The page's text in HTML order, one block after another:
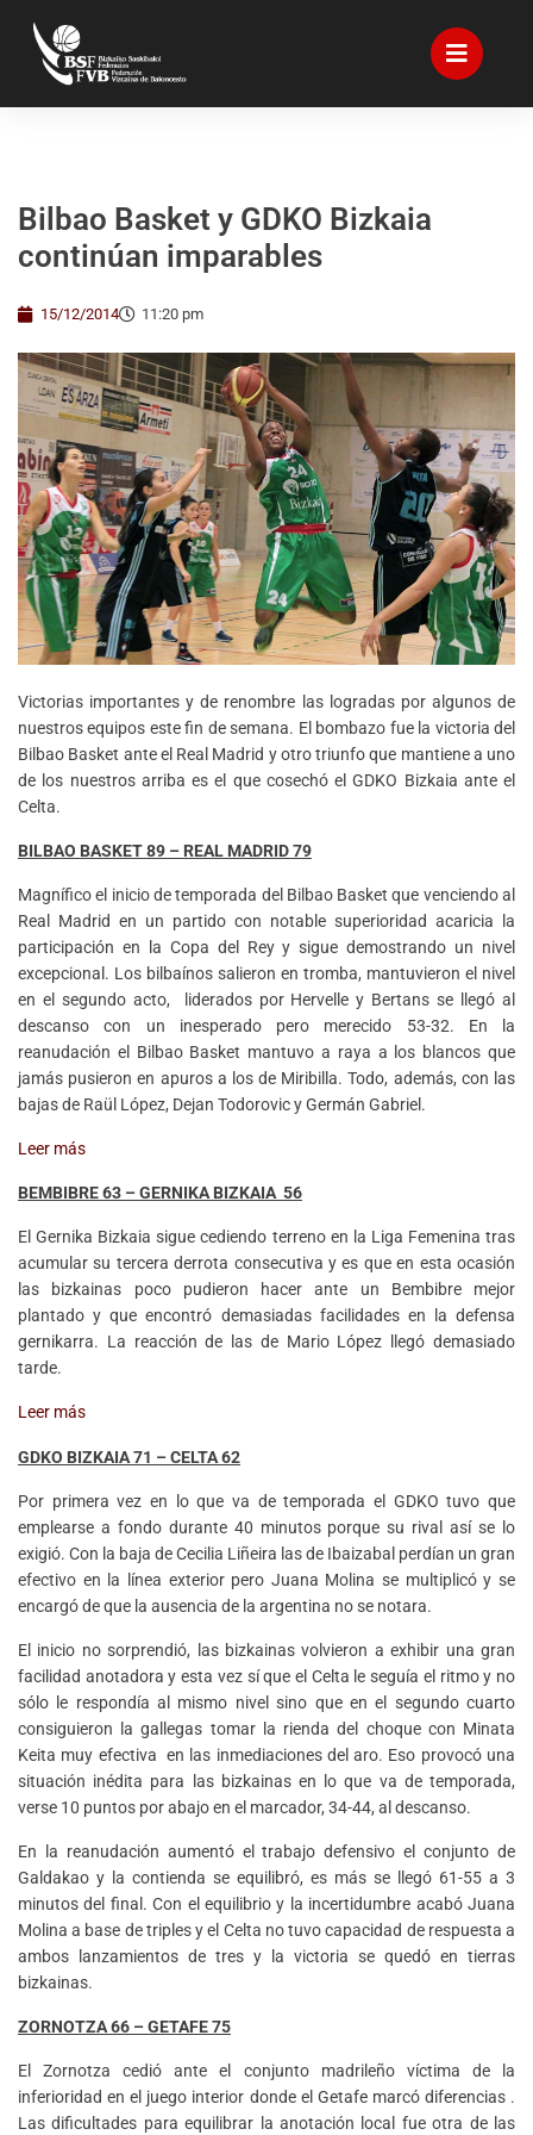
Bilbao Basket y GDKO Bizkaia
continúan imparables
15/12/2014 11:20 pm
Victorias importantes y de renombre las logradas por algunos de
nuestros equipos este fin de semana. El bombazo fue la victoria del
Bilbao Basket ante el Real Madrid y otro triunfo que mantiene a uno
de los nuestros arriba es el que cosechó el GDKO Bizkaia ante el
Celta.
BILBAO BASKET 89 – REAL MADRID 79
Magnífico el inicio de temporada del Bilbao Basket que venciendo al
Real Madrid en un partido con notable superioridad acaricia la
participación en la Copa del Rey y sigue demostrando un nivel
excepcional. Los bilbaínos salieron en tromba, mantuvieron el nivel
en el segundo acto, liderados por Hervelle y Bertans se llegó al
descanso con un inesperado pero merecido 53-32. En la
reanudación el Bilbao Basket mantuvo a raya a los blancos que
jamás pusieron en apuros a los de Miribilla. Todo, además, con las
bajas de Raül López, Dejan Todorovic y Germán Gabriel.
Leer más
BEMBIBRE 63 – GERNIKA BIZKAIA 56
El Gernika Bizkaia sigue cediendo terreno en la Liga Femenina tras
acumular su tercera derrota consecutiva y es que en esta ocasión
las bizkainas poco pudieron hacer ante un Bembibre mejor
plantado y que encontró demasiadas facilidades en la defensa
gernikarra. La reacción de las de Mario López llegó demasiado
tarde.
Leer más
GDKO BIZKAIA 71 – CELTA 62
Por primera vez en lo que va de temporada el GDKO tuvo que
emplearse a fondo durante 40 minutos porque su rival así se lo
exigió. Con la baja de Cecilia Liñeira las de Ibaizabal perdían un gran
efectivo en la línea exterior pero Juana Molina se multiplicó y se
encargó de que la ausencia de la argentina no se notara.
El inicio no sorprendió, las bizkainas volvieron a exhibir una gran
facilidad anotadora y esta vez sí que el Celta le seguía el ritmo y no
sólo le respondía al mismo nivel sino que en el segundo cuarto
consiguieron la gallegas tomar la rienda del choque con Minata
Keita muy efectiva en las inmediaciones del aro. Eso provocó una
situación inédita para las bizkainas en lo que va de temporada,
verse 10 puntos por abajo en el marcador, 34-44, al descanso.
En la reanudación aumentó el trabajo defensivo el conjunto de
Galdakao y la contienda se equilibró, es más se llegó 61-55 a 3
minutos del final. Con el equilibrio y la incertidumbre acabó Juana
Molina a base de triples y el Celta no tuvo capacidad de respuesta a
ambos lanzamientos de tres y la victoria se quedó en tierras
bizkainas.
ZORNOTZA 66 – GETAFE 75
El Zornotza cedió ante el conjunto madrileño víctima de la
inferioridad en el juego interior donde el Getafe marcó diferencias .
Las dificultades para equilibrar la anotación local fue otra de las